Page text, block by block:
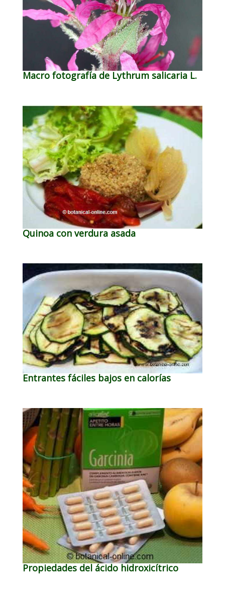
Macro fotografía de Lythrum salicaria L.
Quinoa con verdura asada
Entrantes fáciles bajos en calorías
Propiedades del ácido hidroxicítrico